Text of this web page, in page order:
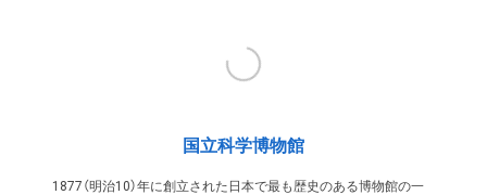
国立科学博物館
1877（明治10）年に創立された日本で最も歴史のある博物館の一